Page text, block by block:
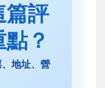
篇評
？
地址、營